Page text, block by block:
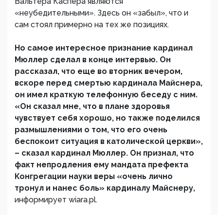
«неубедительными». Здесь он «забыл», что и
сам стоял примерно на тех же позициях.
Но самое интересное признание кардинал
Мюллер сделал в конце интервью. Он
рассказал, что еще во вторник вечером,
вскоре перед смертью кардинала Майснера,
он имел краткую телефонную беседу с ним.
«Он сказал мне, что в плане здоровья
чувствует себя хорошо, но также поделился
размышлениями о том, что его очень
беспокоит ситуация в католической церкви»,
– сказал кардинал Мюллер. Он признал, что
факт непродления ему мандата префекта
Конгрегации науки веры «очень лично
тронул и нанес боль» кардиналу Майснеру,
информирует wiara.pl.